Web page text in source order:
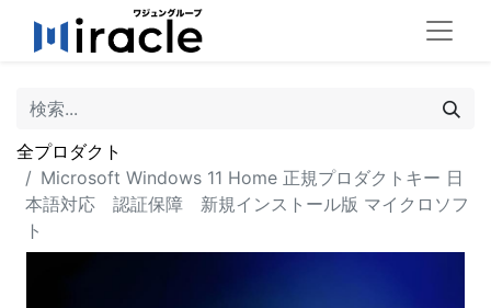
全プロダクト
Microsoft Windows 11 Home 正規プロダクトキー 日
本語対応 認証保障 新規インストール版 マイクロソフ
ト